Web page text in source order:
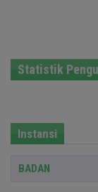
Statistik
Instansi
BADAN